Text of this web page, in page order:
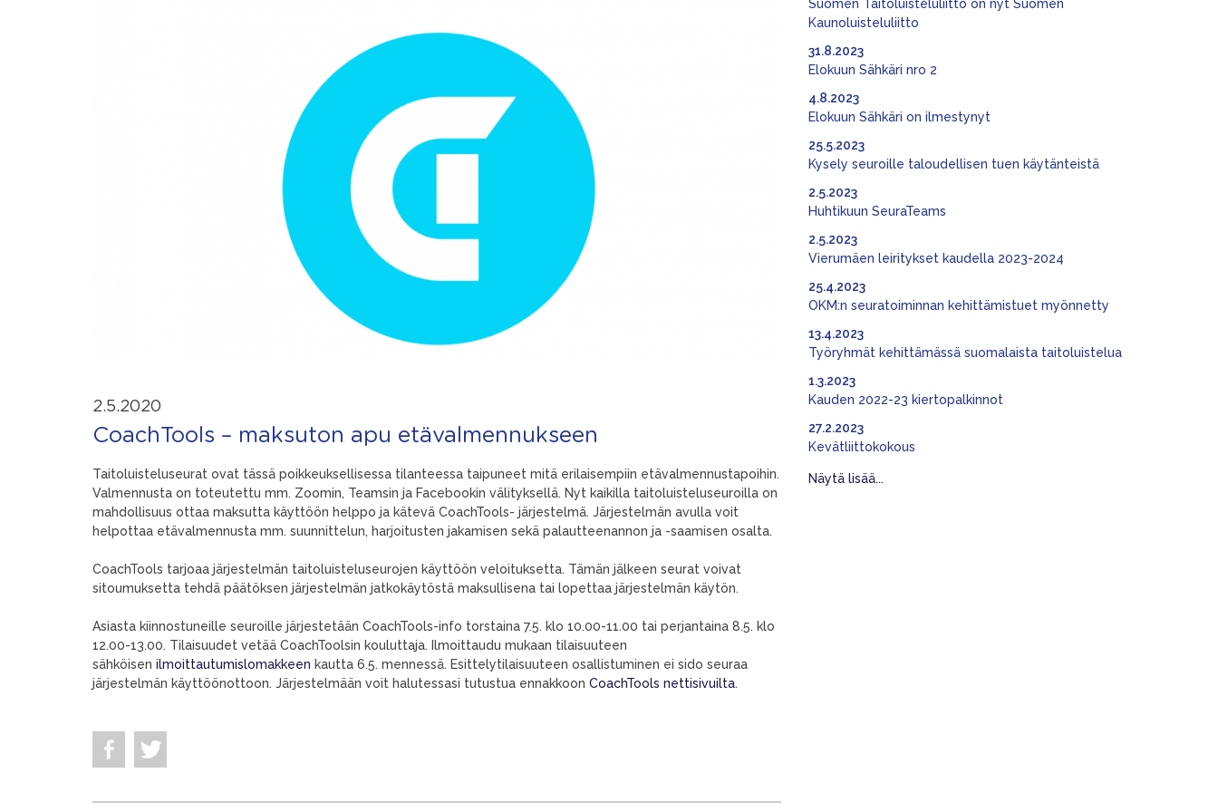
2.5.2020
CoachTools – maksuton apu etävalmennukseen
Taitoluisteluseurat ovat tässä poikkeuksellisessa tilanteessa taipuneet mitä erilaisempiin etävalmennustapoihin.
Valmennusta on toteutettu mm. Zoomin, Teamsin ja Facebookin välityksellä. Nyt kaikilla taitoluisteluseuroilla on
mahdollisuus ottaa maksutta käyttöön helppo ja kätevä CoachTools- järjestelmä. Järjestelmän avulla voit
helpottaa etävalmennusta mm. suunnittelun, harjoitusten jakamisen sekä palautteenannon ja -saamisen osalta.
CoachTools tarjoaa järjestelmän taitoluisteluseurojen käyttöön veloituksetta. Tämän jälkeen seurat voivat
sitoumuksetta tehdä päätöksen järjestelmän jatkokäytöstä maksullisena tai lopettaa järjestelmän käytön.
Asiasta kiinnostuneille seuroille järjestetään CoachTools-info torstaina 7.5. klo 10.00-11.00 tai perjantaina 8.5. klo
12.00-13.00. Tilaisuudet vetää CoachToolsin kouluttaja. Ilmoittaudu mukaan tilaisuuteen
sähköisen ilmoittautumislomakkeen kautta 6.5. mennessä. Esittelytilaisuuteen osallistuminen ei sido seuraa
järjestelmän käyttöönottoon. Järjestelmään voit halutessasi tutustua ennakkoon CoachTools nettisivuilta.
Suomen Taitoluisteluliitto on nyt Suomen
Kaunoluisteluliitto
Elokuun Sähkäri nro 2
31.8.2023
Elokuun Sähkäri on ilmestynyt
4.8.2023
Kysely seuroille taloudellisen tuen käytänteistä
25.5.2023
Huhtikuun SeuraTeams
2.5.2023
Vierumäen leiritykset kaudella 2023-2024
2.5.2023
OKM:n seuratoiminnan kehittämistuet myönnetty
25.4.2023
Työryhmät kehittämässä suomalaista taitoluistelua
13.4.2023
Kauden 2022-23 kiertopalkinnot
1.3.2023
Kevätliittokokous
27.2.2023
Näytä lisää...